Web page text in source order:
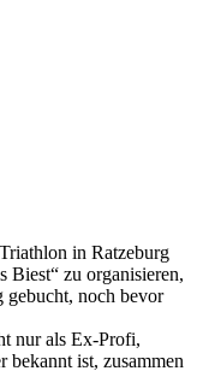
in Ratzeburg
Biest“ zu organisieren,
gebucht, noch bevor
nur als Ex-Profi,
bekannt ist, zusammen